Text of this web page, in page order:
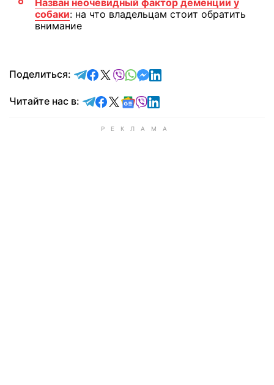
Назван неочевидный фактор деменции у
собаки: на что владельцам стоит обратить
внимание
Поделиться: отправить в Telegram
поделиться в Facebook
поделиться в X
отправить в Viber
отправить в Whatsapp
отправить в Messenger
отправить в LinkedIn
Читайте нас в: Читайте в Telegram
Читайте в Facebook
Читайте в X
Читайте в Google news
Читайте в Viber
Читайте в LinkedIn